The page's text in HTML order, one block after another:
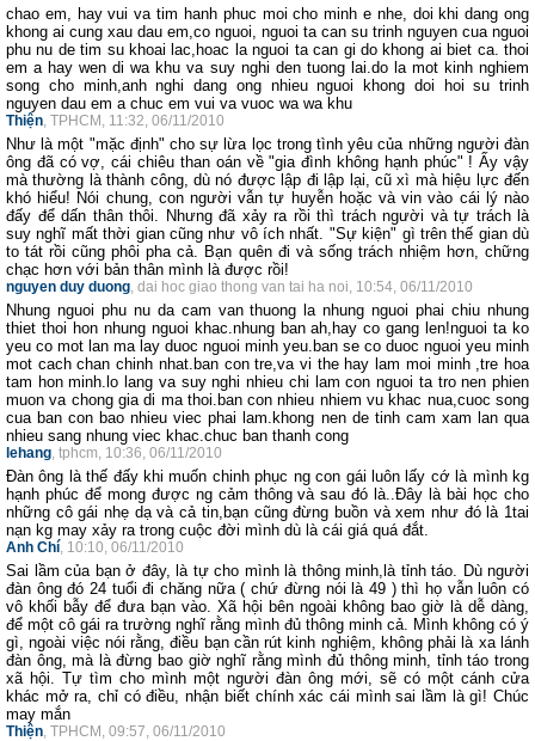
chao em, hay vui va tim hanh phuc moi cho minh e nhe, doi khi dang ong
khong ai cung xau dau em,co nguoi, nguoi ta can su trinh nguyen cua nguoi
phu nu de tim su khoai lac,hoac la nguoi ta can gi do khong ai biet ca. thoi
em a hay wen di wa khu va suy nghi den tuong lai.do la mot kinh nghiem
song cho minh,anh nghi dang ong nhieu nguoi khong doi hoi su trinh
nguyen dau em a chuc em vui va vuoc wa wa khu
Thiện, TPHCM, 11:32, 06/11/2010
Như là một "mặc định" cho sự lừa lọc trong tình yêu của những người đàn
ông đã có vợ, cái chiêu than oán về "gia đình không hạnh phúc" ! Ấy vậy
mà thường là thành công, dù nó được lập đi lập lại, cũ xì mà hiệu lực đến
khó hiểu! Nói chung, con người vẫn tự huyễn hoặc và vin vào cái lý nào
đấy để dấn thân thôi. Nhưng đã xảy ra rồi thì trách người và tự trách là
suy nghĩ mất thời gian cũng như vô ích nhất. "Sự kiện" gì trên thế gian dù
to tát rồi cũng phôi pha cả. Bạn quên đi và sống trách nhiệm hơn, chững
chạc hơn với bản thân mình là được rồi!
nguyen duy duong, dai hoc giao thong van tai ha noi, 10:54, 06/11/2010
Nhung nguoi phu nu da cam van thuong la nhung nguoi phai chiu nhung
thiet thoi hon nhung nguoi khac.nhung ban ah,hay co gang len!nguoi ta ko
yeu co mot lan ma lay duoc nguoi minh yeu.ban se co duoc nguoi yeu minh
mot cach chan chinh nhat.ban con tre,va vi the hay lam moi minh ,tre hoa
tam hon minh.lo lang va suy nghi nhieu chi lam con nguoi ta tro nen phien
muon va chong gia di ma thoi.ban con nhieu nhiem vu khac nua,cuoc song
cua ban con bao nhieu viec phai lam.khong nen de tinh cam xam lan qua
nhieu sang nhung viec khac.chuc ban thanh cong
lehang, tphcm, 10:36, 06/11/2010
Đàn ông là thế đấy khi muốn chinh phục ng con gái luôn lấy cớ là mình kg
hạnh phúc để mong được ng cảm thông và sau đó là..Đây là bài học cho
những cô gái nhẹ dạ và cả tin,bạn cũng đừng buồn và xem như đó là 1tai
nạn kg may xảy ra trong cuộc đời mình dù là cái giá quá đắt.
Anh Chí, 10:10, 06/11/2010
Sai lầm của bạn ở đây, là tự cho mình là thông minh,là tỉnh táo. Dù người
đàn ông đó 24 tuổi đi chăng nữa ( chứ đừng nói là 49 ) thì họ vẫn luôn có
vô khối bẫy để đưa bạn vào. Xã hội bên ngoài không bao giờ là dễ dàng,
để một cô gái ra trường nghĩ rằng mình đủ thông minh cả. Mình không có ý
gì, ngoài việc nói rằng, điều bạn cần rút kinh nghiệm, không phải là xa lánh
đàn ông, mà là đừng bao giờ nghĩ rằng mình đủ thông minh, tỉnh táo trong
xã hội. Tự tìm cho mình một người đàn ông mới, sẽ có một cánh cửa
khác mở ra, chỉ có điều, nhận biết chính xác cái mình sai lầm là gì! Chúc
may mắn
Thiện, TPHCM, 09:57, 06/11/2010